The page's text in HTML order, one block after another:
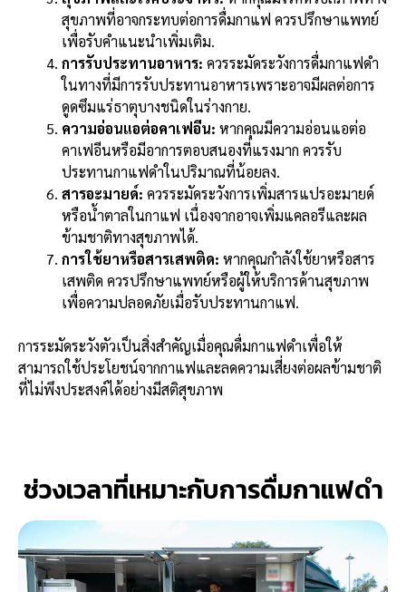
สุขภาพที่อาจกระทบต่อการดื่มกาแฟ ควรปรึกษาแพทย์
เพื่อรับคำแนะนำเพิ่มเติม.
การรับประทานอาหาร: ควรระมัดระวังการดื่มกาแฟดำ
ในทางที่มีการรับประทานอาหารเพราะอาจมีผลต่อการ
ดูดซึมแร่ธาตุบางชนิดในร่างกาย.
ความอ่อนแอต่อคาเฟอีน: หากคุณมีความอ่อนแอต่อ
คาเฟอีนหรือมีอาการตอบสนองที่แรงมาก ควรรับ
ประทานกาแฟดำในปริมาณที่น้อยลง.
สารอะมายด์: ควรระมัดระวังการเพิ่มสารแปรอะมายด์
หรือน้ำตาลในกาแฟ เนื่องจากอาจเพิ่มแคลอรีและผล
ข้ามชาติทางสุขภาพได้.
การใช้ยาหรือสารเสพติด: หากคุณกำลังใช้ยาหรือสาร
เสพติด ควรปรึกษาแพทย์หรือผู้ให้บริการด้านสุขภาพ
เพื่อความปลอดภัยเมื่อรับประทานกาแฟ.
การระมัดระวังตัวเป็นสิ่งสำคัญเมื่อคุณดื่มกาแฟดำเพื่อให้
สามารถใช้ประโยชน์จากกาแฟและลดความเสี่ยงต่อผลข้ามชาติ
ที่ไม่พึงประสงค์ได้อย่างมีสติสุขภาพ
ช่วงเวลาที่เหมาะกับการดื่มกาแฟดำ